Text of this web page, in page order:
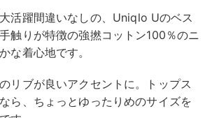
活躍間違いなしの、Uniqlo Uのベス
触りが特徴の強撚コットン100％のニ
な着心地です。
リブが良いアクセントに。トップス
ら、ちょっとゆったりめのサイズを